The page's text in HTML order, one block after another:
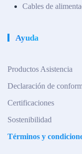
Cables de
Ayuda
Productos Asistencia
Declaración de
Certificaciones
Sostenibilidad
Términos y